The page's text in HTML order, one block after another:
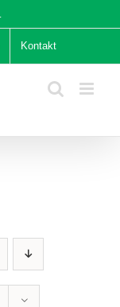
Kontakt